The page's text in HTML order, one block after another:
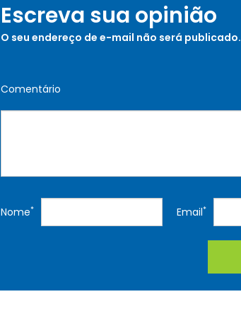
Escreva sua opinião
O seu endereço de e-mail não será publicado.
Comentário
Nome* Email*